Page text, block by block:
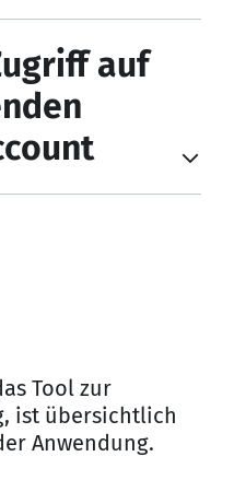
auf
Tool zur
ist übersichtlich
Anwendung.